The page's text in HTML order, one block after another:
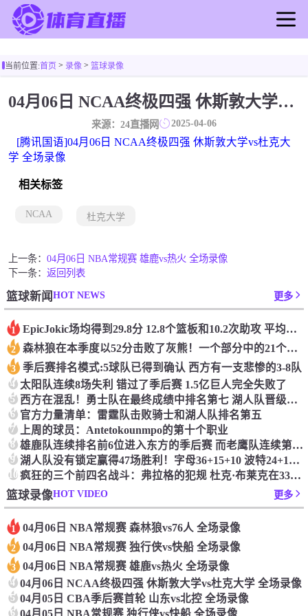
足球直播
足球录像
足球新闻
当前位置:首页> 录像 > 篮球录像
04月06日 NCAA终极四强 休斯敦大学vs杜克大学 全场录像
来源：24直播网 2025-04-06
[腾讯国语]04月06日 NCAA终极四强 休斯敦大学vs杜克大
学 全场录像
相关标签
NCAA 杜克大学
上一条： 04月06日 NBA常规赛 雄鹿vs热火 全场录像
下一条： 返回列表
篮球新闻HOT NEWS 更多
1 Epic️Jokic场均得到29.8分 12.8个篮板和10.2次助攻 平均三双很容易吗？
2 森林狼在本季度以52分击败了灰熊！一个部分中的21个中有18个！骑着摇头丸的战士第六 湖船不舒服
3 季后赛排名模式:5球队已得到确认 西方有一支悲惨的3-8队
4 太阳队连续8场失利 错过了季后赛 1.5亿巨人完全失败了
5 西方在混乱！勇士队在最终成绩中排名第七 湖人队晋级季后赛 火箭向快船送了礼物
6 官方力量清单：雷霆队击败骑士和湖人队排名第五
7 上周的球员：Antetokounmpo的第十个职业
8 雄鹿队连续排名前6位进入东方的季后赛 而老鹰队连续第四年在季后赛中踢球
9 湖人队没有锁定赢得47场胜利！字母36+15+10 波特24+12+8 42胜利以锁定季后赛
10 疯狂的三个前四名战斗：弗拉格的犯规 杜克·布莱克在33秒的惊喜中出现了
篮球录像HOT VIDEO 更多
1 04月06日 NBA常规赛 森林狼vs76人 全场录像
2 04月06日 NBA常规赛 独行侠vs快船 全场录像
3 04月06日 NBA常规赛 雄鹿vs热火 全场录像
4 04月06日 NCAA终极四强 休斯敦大学vs杜克大学 全场录像
5 04月05日 CBA季后赛首轮 山东vs北控 全场录像
6 04月05日 NBA常规赛 独行侠vs快船 全场录像